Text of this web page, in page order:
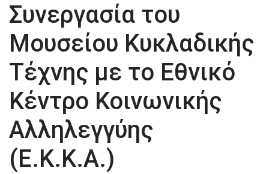
Συνεργασία του
Μουσείου Κυκλαδικής
Τέχνης με το Εθνικό
Κέντρο Κοινωνικής
Αλληλεγγύης
(Ε.Κ.Κ.Α.)